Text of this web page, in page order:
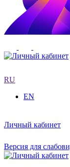
RU
EN
Личный кабинет
Версия для